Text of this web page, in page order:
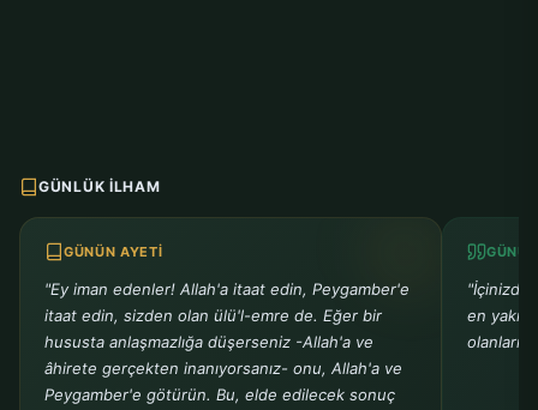
GÜNLÜK İLHAM
GÜNÜN AYETI
"Ey iman edenler! Allah'a itaat edin, Peygamber'e
itaat edin, sizden olan ülü'l-emre de. Eğer bir
hususta anlaşmazlığa düşerseniz -Allah'a ve
âhirete gerçekten inanıyorsanız- onu, Allah'a ve
Peygamber'e götürün. Bu, elde edilecek sonuç
"İçinizde
en yakın